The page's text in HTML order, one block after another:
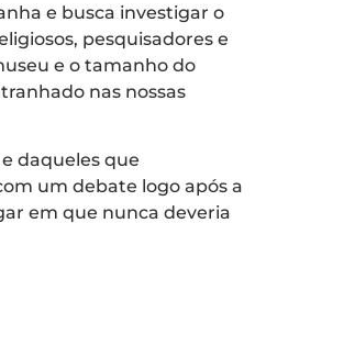
e busca investigar o
pesquisadores e
e o tamanho do
nas nossas
daqueles que
um debate logo após a
em que nunca deveria